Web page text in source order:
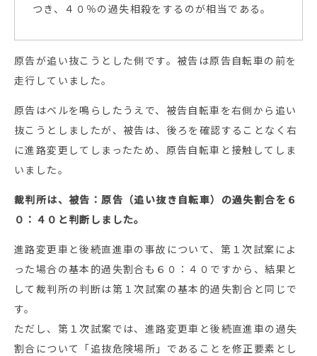
つき、４０％の過失相殺をするのが相当である。
原告が追い抜こうとした側です。被告は原告自転車の前を
走行していました。
原告はベルを鳴らしたうえで、被告自転車を右側から追い
抜こうとしましたが、被告は、後ろを確認することなく右
に進路変更してしまったため、原告自転車と接触してしま
いました。
裁判所は、被告：原告（追い抜き自転車）の過失割合を６
０：４０と判断しました。
進路変更車と後続直進車の事故について、第１次試案によ
った場合の基本的過失割合も６０：４０ですから、結果と
して裁判所の判断は第１次試案の基本的過失割合と同じで
す。
ただし、第１次試案では、進路変更車と後続直進車の過失
割合について「追抜危険場所」であることを修正要素とし